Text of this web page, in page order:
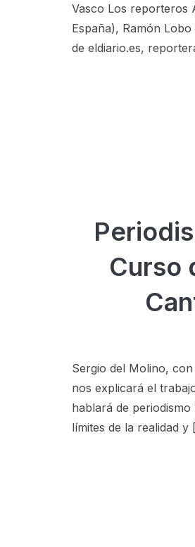
Vasco Los reporteros
España), Ramón
de eldiario.es,
Curso
Sergio del Molino,
nos explicará el
hablará de
límites de la realidad y